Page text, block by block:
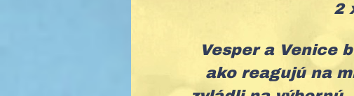
2
Vesper a Venice
ako reagujú na